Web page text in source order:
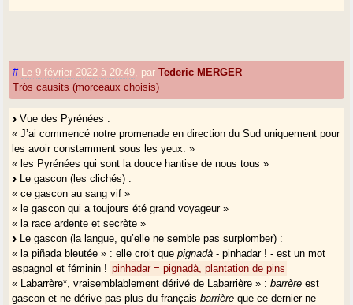
# Le 9 février 2022 à 20:49 parTederic MERGER
Tròs causits (morceaux choisis)
Vue des Pyrénées :
« J’ai commencé notre promenade en direction du Sud uniquement pour
les avoir constamment sous les yeux. »
« les Pyrénées qui sont la douce hantise de nous tous »
Le gascon (les clichés) :
« ce gascon au sang vif »
« le gascon qui a toujours été grand voyageur »
« la race ardente et secrète »
Le gascon (la langue, qu’elle ne semble pas surplomber) :
« la piñada bleutée » : elle croit quepignadà - pinhadar ! - est un mot
espagnol et féminin ! pinhadar = pignadà, plantation de pins
« Labarrère*, vraisemblablement dérivé de Labarrière » :barrère est
gascon et ne dérive pas plus du françaisbarrière que ce dernier ne